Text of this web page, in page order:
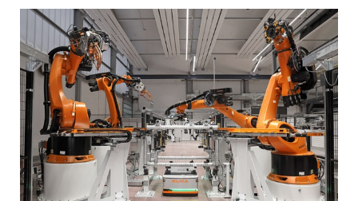
Karriere
Downloads